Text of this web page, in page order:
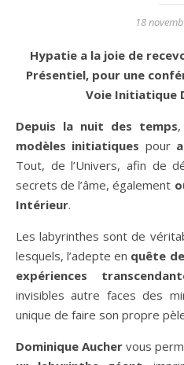
18
Hypatie a la joie de recevoir Dominique Aucher en
Présentiel, pour une
Voie Initiatique
Depuis la nuit des temps
modèles initiatiques pour
Tout, de l’Univers, afin de
secrets de l’âme, également
Intérieur.
Les labyrinthes sont de
lesquels, l’adepte en quête
expériences
invisibles autre faces des
unique de faire son propre
Dominique Aucher vous